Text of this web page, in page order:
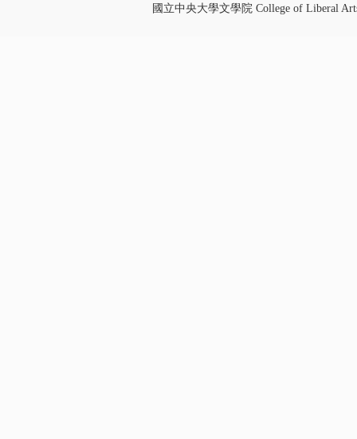
國立中央大學文學院 College of Liberal